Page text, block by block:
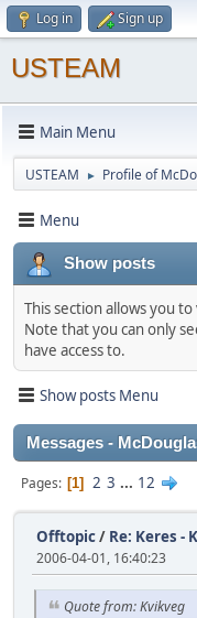
Log in Sign up
USTEAM
Main Menu
USTEAM ► Profile of
Menu
Show posts
This section allows you
Note that you can only
have access to.
Show posts Menu
Messages -
Pages 1 2 3 ... 12
Offtopic/ Re: Keres -
2006-04-01, 16:40:23
Quote from: Kvikveg